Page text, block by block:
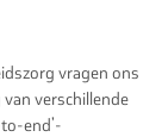
vragen ons
verschillende
end’-